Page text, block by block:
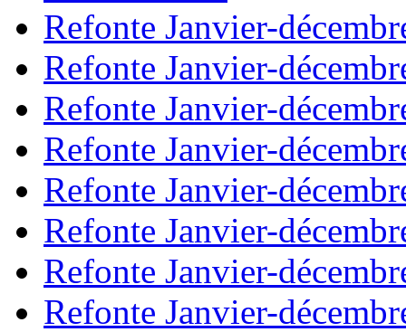
Refonte Janvier-
Refonte Janvier-
Refonte Janvier-
Refonte Janvier-
Refonte Janvier-
Refonte Janvier-
Refonte Janvier-
Refonte Janvier-